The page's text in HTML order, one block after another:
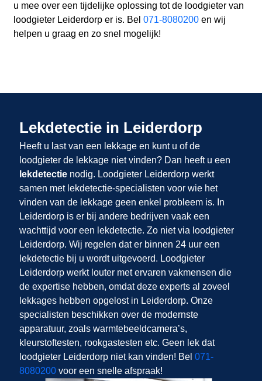
u mee over een tijdelijke oplossing tot de loodgieter van
loodgieter Leiderdorp er is. Bel 071-8080200en wij
helpen u graag en zo snel mogelijk!
Lekdetectie in Leiderdorp
Heeft u last van een lekkage en kunt u of de
loodgieter de lekkage niet vinden? Dan heeft u een
lekdetectienodig. Loodgieter Leiderdorp werkt
samen met lekdetectie-specialisten voor wie het
vinden van de lekkage geen enkel probleem is. In
Leiderdorp is er bij andere bedrijven vaak een
wachttijd voor een lekdetectie. Zo niet via loodgieter
Leiderdorp. Wij regelen dat er binnen 24 uur een
lekdetectie bij u wordt uitgevoerd. Loodgieter
Leiderdorp werkt louter met ervaren vakmensen die
de expertise hebben, omdat deze experts al zoveel
lekkages hebben opgelost in Leiderdorp. Onze
specialisten beschikken over de modernste
apparatuur, zoals warmtebeeldcamera’s,
kleurstoftesten, rookgastesten etc. Geen lek dat
loodgieter Leiderdorp niet kan vinden! Bel 071-
8080200voor een snelle afspraak!